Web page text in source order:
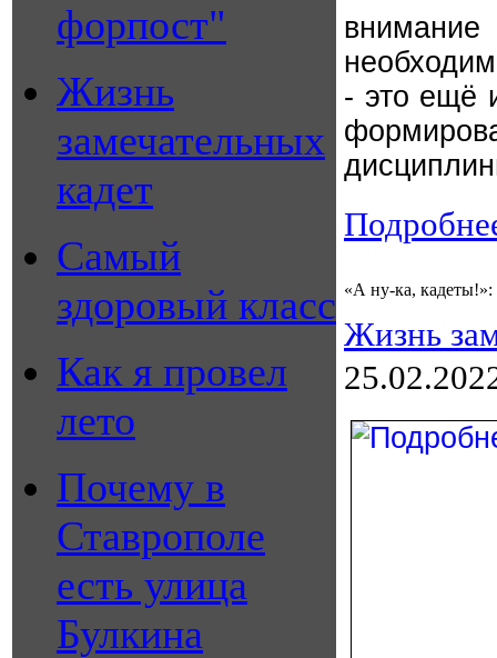
форпост"
Жизнь
замечательных
кадет
Самый
здоровый класс
Как я провел
лето
Почему в
Ставрополе
есть улица
Булкина
- это ещё
«А ну-ка,
Жизнь